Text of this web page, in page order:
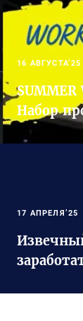
16 АВГУСТА’25
SUMMER
Набор
17 АПРЕЛЯ’25